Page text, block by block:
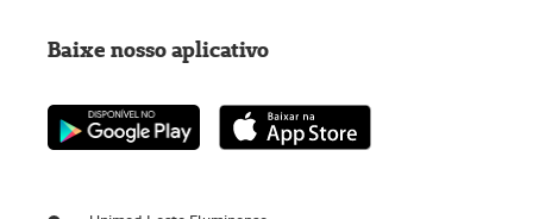
Baixe nosso aplicativo